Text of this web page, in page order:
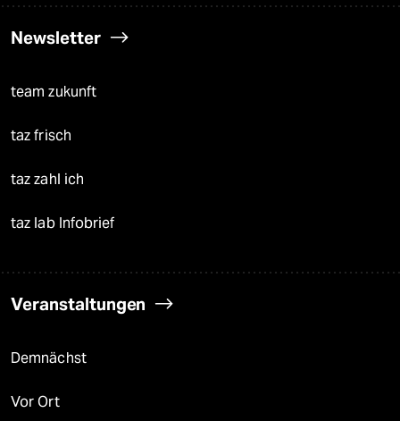
Newsletter
team zukunft
taz frisch
taz zahl ich
taz lab Infobrief
Veranstaltungen
Demnächst
Vor Ort